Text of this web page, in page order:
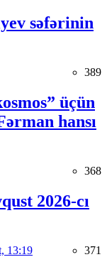
səfərinin
389
üçün
hansı
368
2026-cı
13:19 371